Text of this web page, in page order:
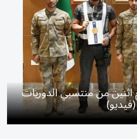
من منتسبي الدوريات